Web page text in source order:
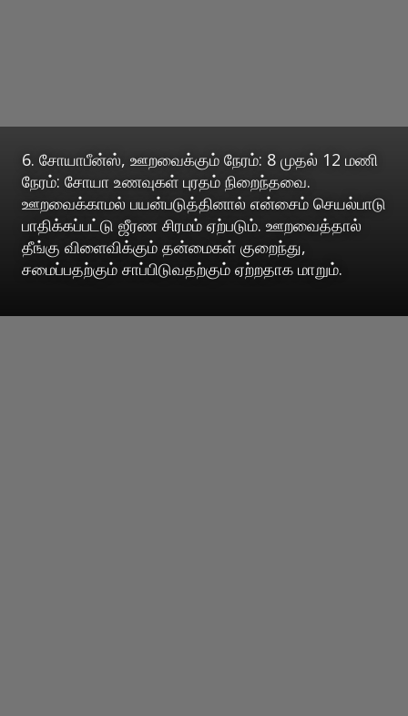
6. சோயாபீன்ஸ், ஊறவைக்கும் நேரம்: 8 முதல் 12 மணி
நேரம்: சோயா உணவுகள் புரதம் நிறைந்தவை.
ஊறவைக்காமல் பயன்படுத்தினால் என்சைம் செயல்பாடு
பாதிக்கப்பட்டு ஜீரண சிரமம் ஏற்படும். ஊறவைத்தால்
தீங்கு விளைவிக்கும் தன்மைகள் குறைந்து,
சமைப்பதற்கும் சாப்பிடுவதற்கும் ஏற்றதாக மாறும்.